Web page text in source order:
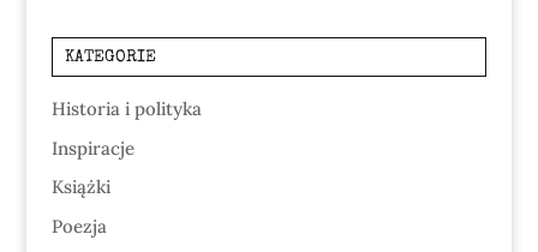
KATEGORIE
Historia i polityka
Inspiracje
Książki
Poezja